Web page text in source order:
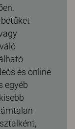
és online
egyéb